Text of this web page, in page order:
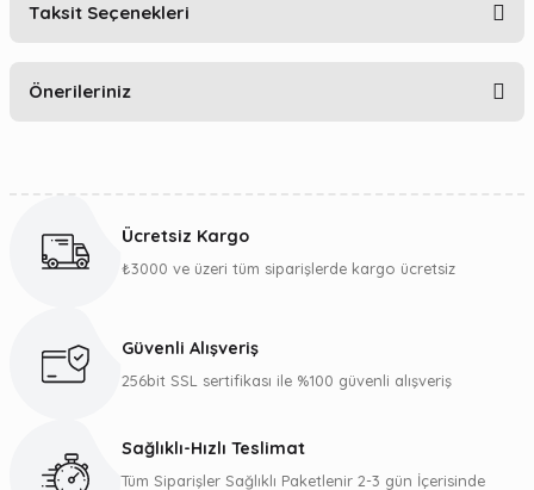
Taksit Seçenekleri
Önerileriniz
Görüş ve önerileriniz için teşekkür ederiz.
Ürün bilgilerinde hatalar bulunuyor.
Ücretsiz Kargo
₺3000 ve üzeri tüm siparişlerde kargo ücretsiz
Güvenli Alışveriş
256bit SSL sertifikası ile %100 güvenli alışveriş
Sağlıklı-Hızlı Teslimat
Tüm Siparişler Sağlıklı Paketlenir 2-3 gün İçerisinde